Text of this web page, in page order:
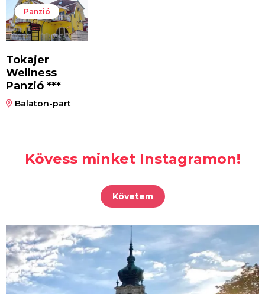
Panzió
Tokajer
Wellness
Panzió ***
Balaton-part
Kövess minket Instagramon!
Követem